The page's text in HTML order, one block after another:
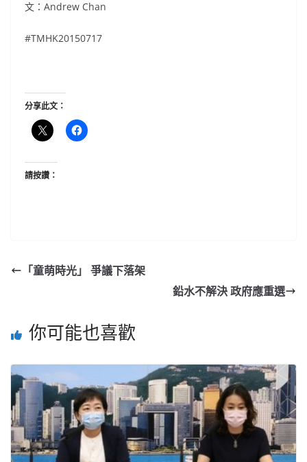
文：Andrew Chan
#TMHK20150717
分享此文：
請按讚：
「童萌時光」 爭議下落架
鉛水不解決 政府應重選
你可能也喜歡